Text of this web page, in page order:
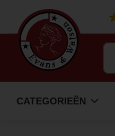
CATEGORIEËN